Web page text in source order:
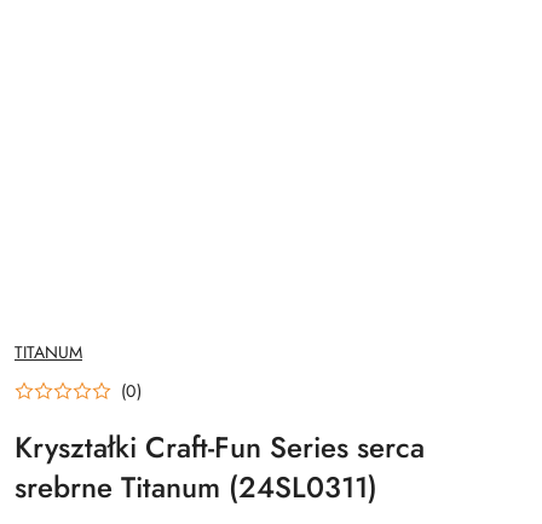
NAZWA
PRODUCENTA:
TITANUM
(0)
Kryształki Craft-Fun Series serca
srebrne Titanum (24SL0311)